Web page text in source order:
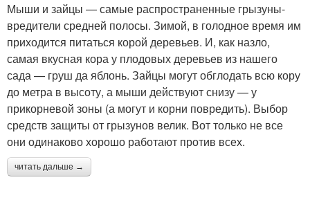
Мыши и зайцы — самые распространенные грызуны-
вредители средней полосы. Зимой, в голодное время им
приходится питаться корой деревьев. И, как назло,
самая вкусная кора у плодовых деревьев из нашего
сада — груш да яблонь. Зайцы могут обглодать всю кору
до метра в высоту, а мыши действуют снизу — у
прикорневой зоны (а могут и корни повредить). Выбор
средств защиты от грызунов велик. Вот только не все
они одинаково хорошо работают против всех.
читать дальше →